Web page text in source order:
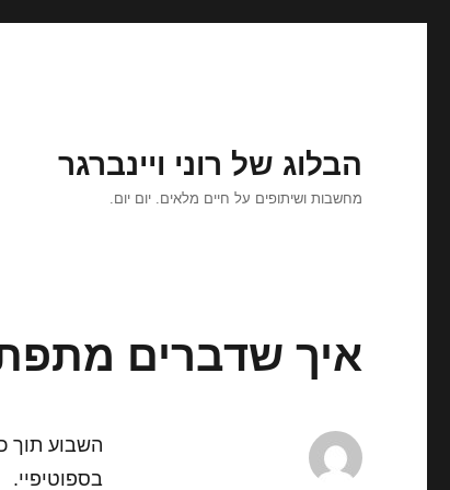
הבלוג של רוני ויינברגר
מחשבות ושיתופים על חיים מלאים. יום יום.
איך שדברים
השבוע תוך
בספוטיפיי.